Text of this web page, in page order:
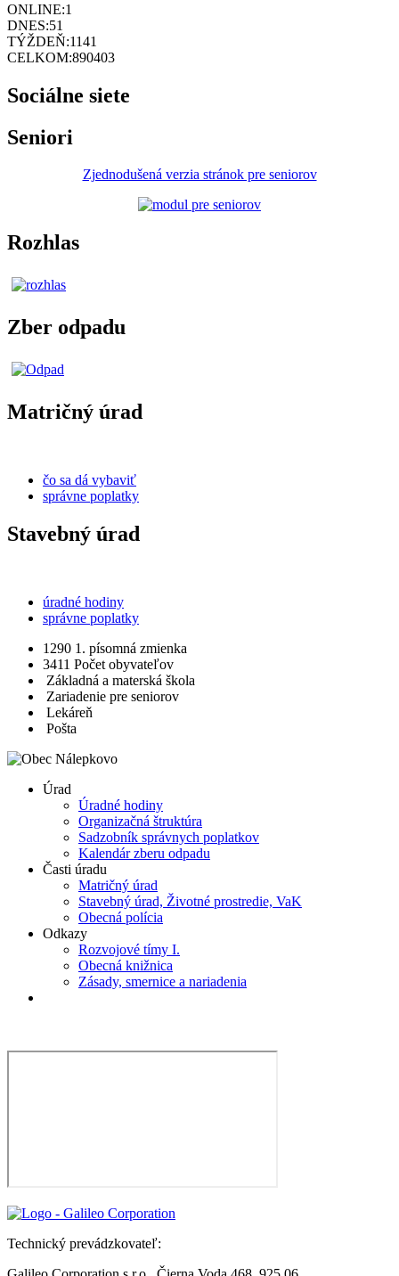
ONLINE:1
DNES:51
TÝŽDEŇ:1141
CELKOM:890403
Sociálne siete
Seniori
Zjednodušená verzia stránok pre seniorov
Rozhlas
Zber odpadu
Matričný úrad
čo sa dá vybaviť
správne poplatky
Stavebný úrad
úradné hodiny
správne poplatky
1290 1. písomná zmienka
3411 Počet obyvateľov
Základná a materská škola
Zariadenie pre seniorov
Lekáreň
Pošta
Úrad
Úradné hodiny
Organizačná štruktúra
Sadzobník správnych poplatkov
Kalendár zberu odpadu
Časti úradu
Matričný úrad
Stavebný úrad, Životné prostredie, VaK
Obecná polícia
Odkazy
Rozvojové tímy I.
Obecná knižnica
Zásady, smernice a nariadenia
Technický prevádzkovateľ: